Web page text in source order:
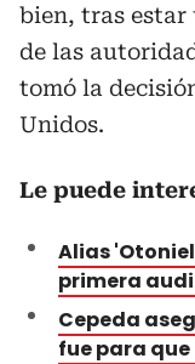
bien, tras estar
de las
tomó la
Unidos.
Le puede
Alias
primera
Cepeda
fue para